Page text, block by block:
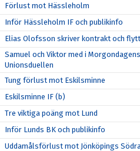
Förlust mot Hässleholm
Inför Hässleholm IF och publikinfo
Elias Olofsson skriver kontrakt och
Samuel och Viktor med i
Unionsduellen
Tung förlust mot Eskilsminne
Eskilsminne IF (b)
Tre viktiga poäng mot Lund
Inför Lunds BK och publikinfo
Uddamålsförlust mot Jönköpings